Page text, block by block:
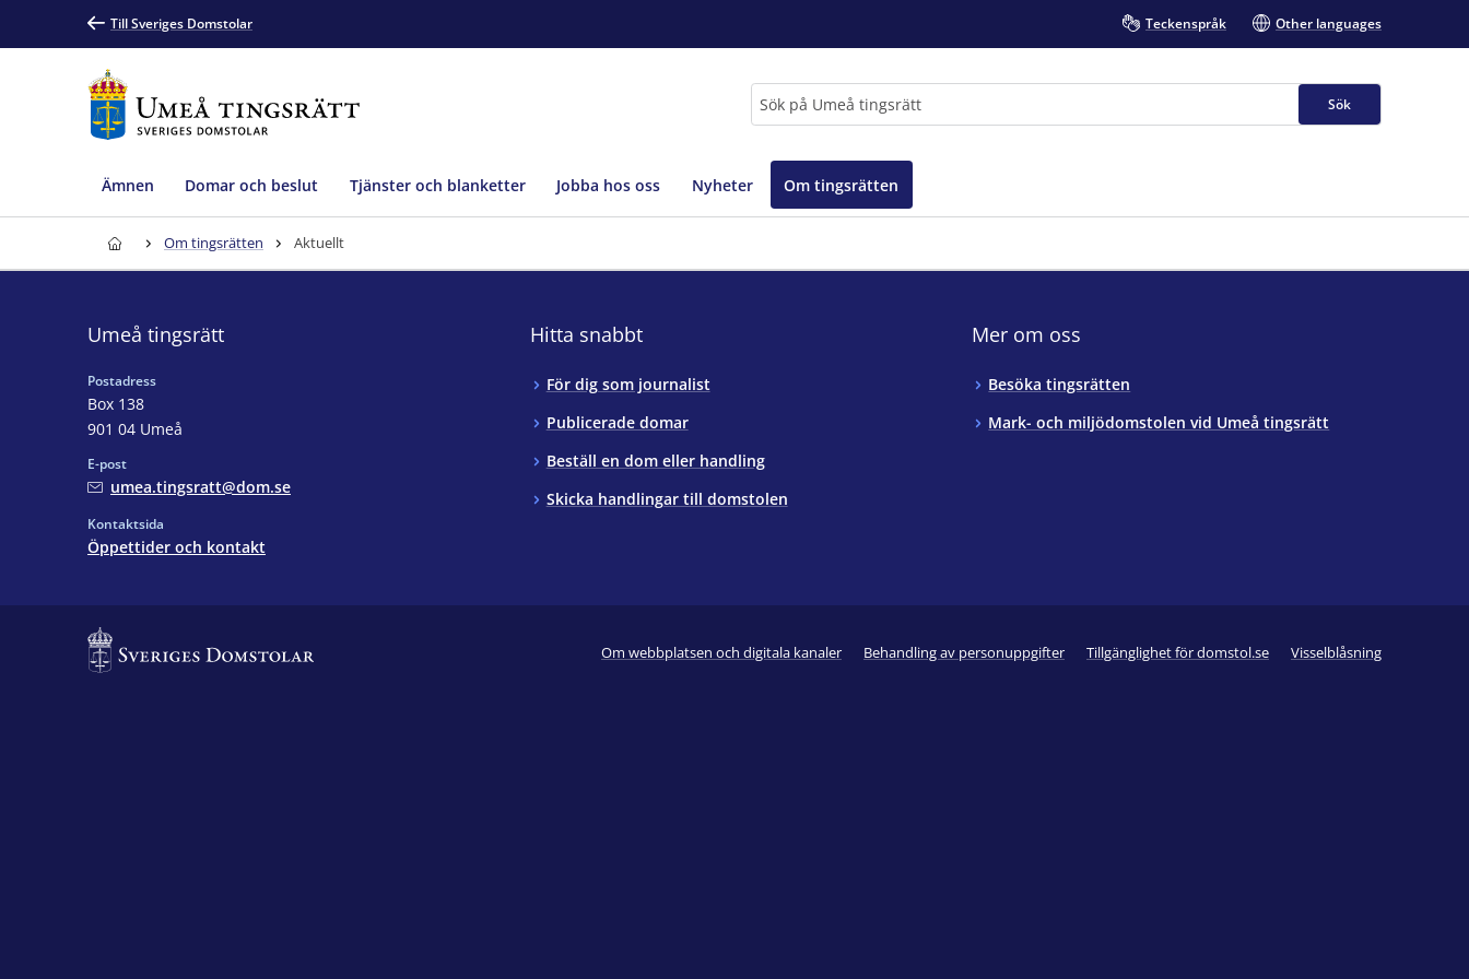
Till Sveriges Domstolar Teckenspråk Other languages
Sök
Ämnen Domar och beslut Tjänster och blanketter Jobba hos oss Nyheter Om tingsrätten
Om tingsrätten Aktuellt
Umeå tingsrätt
Postadress
Box 138
901 04 Umeå
E-post
umea.tingsratt@dom.se
Kontaktsida
Öppettider och kontakt
Hitta snabbt
För dig som journalist
Publicerade domar
Beställ en dom eller handling
Skicka handlingar till domstolen
Mer om oss
Besöka tingsrätten
Mark- och miljödomstolen vid Umeå tingsrätt
Om webbplatsen och digitala kanaler Behandling av personuppgifter Tillgänglighet för domstol.se Visselblåsning